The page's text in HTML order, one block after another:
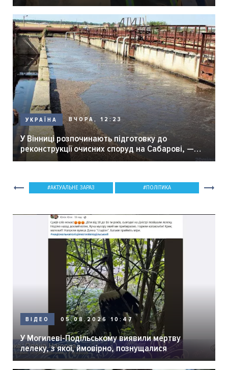
УКРАЇНА ВЧОРА, 12:23
У Вінниці розпочинають підготовку до
реконструкції очисних споруд на Сабарові, —
мер Вінниці.
АКТУАЛЬНЕ ЗАРАЗ ПОЛІТИКА
ВІДЕО 05.08.2026 10:47
У Могилеві-Подільському виявили мертву
лелеку, з якої, ймовірно, познущалися